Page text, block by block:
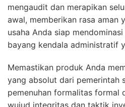
mengaudit dan merapikan
awal, memberikan rasa aman
usaha Anda siap
bayang kendala administratif
Memastikan produk Anda
yang absolut dari pemerintah
pemenuhan formalitas formal
wujud integritas dan taktik